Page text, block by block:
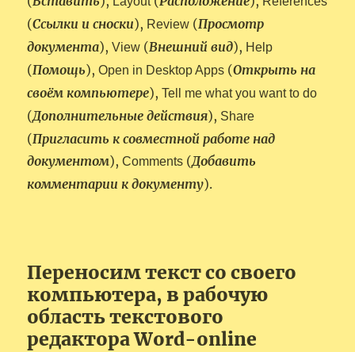
(Ссылки и сноски), Review (Просмотр
документа),View (Внешний вид), Help
(Помощь),Open in Desktop Apps (Открыть на
своём компьютере),Tell me what you want to do
(Дополнительные действия), Share
(Пригласить к совместной работе над
документом), Comments (Добавить
комментарии к документу).
Переносим текст со своего
компьютера, в рабочую
область текстового
редактора Word-online